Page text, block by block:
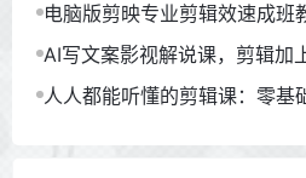
电脑版剪映专业剪辑效速成班
AI写文案影视解说课，剪辑加
人人都能听懂的剪辑课：零基